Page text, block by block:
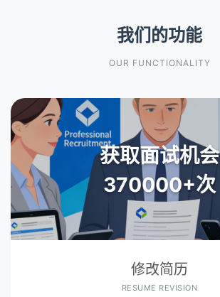
我们的功能
OUR FUNCTIONALITY
获取面试机会
370000+次
修改简历
RESUME REVISION